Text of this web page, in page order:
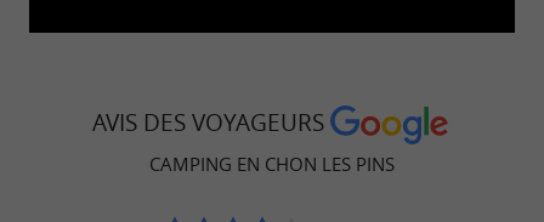
ÉTABLISSEMENT SOUS VIDEO-
PROTECTION
AVIS DES VOYAGEURS
CAMPING EN CHON LES PINS